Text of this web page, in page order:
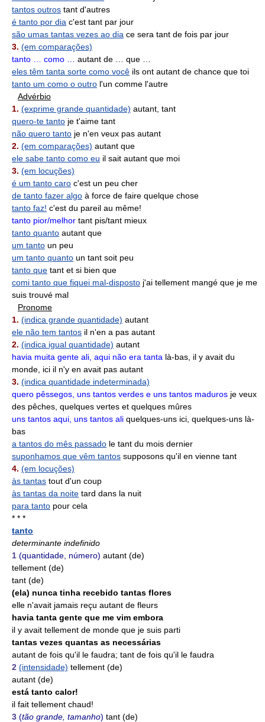
tantos outros tant d'autres
é tanto por dia c'est tant par jour
são umas tantas vezes ao dia ce sera tant de fois par jour
3. (em comparações)
tanto … como …
autant de … que …
eles têm tanta sorte como você ils ont autant de chance que toi
tanto um como o outro l'un comme l'autre
Advérbio
1. (exprime grande quantidade) autant, tant
quero-te tanto je t'aime tant
não quero tanto je n'en veux pas autant
2. (em comparações) autant que
ele sabe tanto como eu il sait autant que moi
3. (em locuções)
é um tanto caro c'est un peu cher
de tanto fazer algo à force de faire quelque chose
tanto faz! c'est du pareil au même!
tanto pior/melhor tant pis/tant mieux
tanto quanto autant que
um tanto un peu
um tanto quanto un tant soit peu
tanto que tant et si bien que
comi tanto que fiquei mal-disposto j'ai tellement mangé que je me
suis trouvé mal
Pronome
1. (indica grande quantidade) autant
ele não tem tantos il n'en a pas autant
2. (indica igual quantidade) autant
havia muita gente ali, aqui não era tanta là-bas, il y avait du
monde, ici il n'y en avait pas autant
3. (indica quantidade indeterminada)
quero pêssegos, uns tantos verdes e uns tantos maduros je veux
des pêches, quelques vertes et quelques mûres
uns tantos aqui, uns tantos ali quelques-uns ici, quelques-uns là-
bas
a tantos do mês passado le tant du mois dernier
suponhamos que vêm tantos supposons qu'il en vienne tant
4. (em locuções)
às tantas tout d'un coup
às tantas da noite tard dans la nuit
para tanto pour cela
* * *
tanto
determinante indefinido
1 (quantidade, número) autant (de)
tellement (de)
tant (de)
(ela) nunca tinha recebido tantas flores
elle n'avait jamais reçu autant de fleurs
havia tanta gente que me vim embora
il y avait tellement de monde que je suis parti
tantas vezes quantas as necessárias
autant de fois qu'il le faudra; tant de fois qu'il le faudra
2 (intensidade) tellement (de)
autant (de)
está tanto calor!
il fait tellement chaud!
3 (tão grande, tamanho) tant (de)